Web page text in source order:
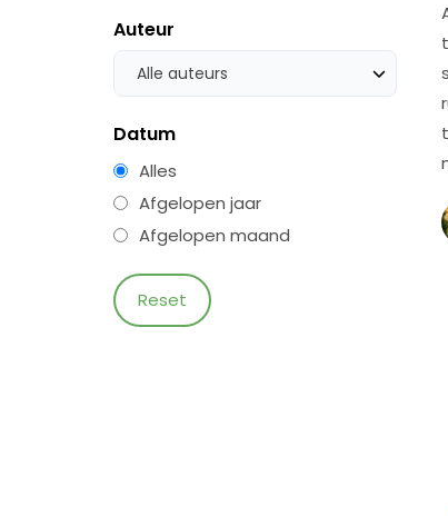
Auteur
Alle auteurs
Datum
Alles
Afgelopen jaar
Afgelopen maand